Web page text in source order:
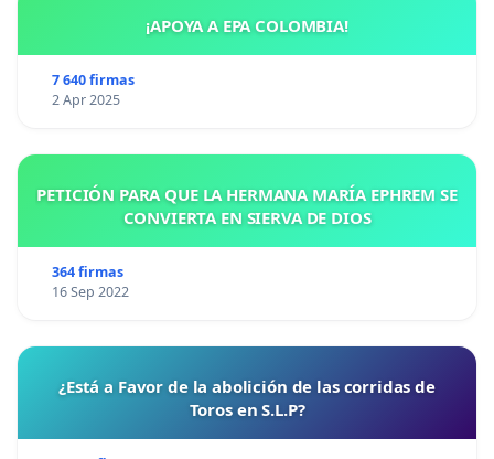
¡APOYA A EPA COLOMBIA!
7 640 firmas
2 Apr 2025
PETICIÓN PARA QUE LA HERMANA MARÍA EPHREM SE
CONVIERTA EN SIERVA DE DIOS
364 firmas
16 Sep 2022
¿Está a Favor de la abolición de las corridas de
Toros en S.L.P?